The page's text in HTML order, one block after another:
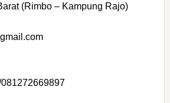
(Rimbo – Kampung Rajo)